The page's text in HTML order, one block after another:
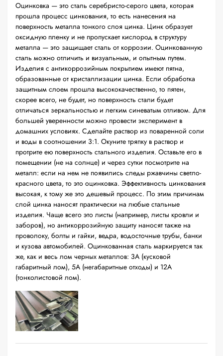
Оцинковка — это сталь серебристо-серого цвета, которая
прошла процесс цинкования, то есть нанесения на
поверхность металла тонкого слоя цинка. Цинк образует
оксидную пленку и не пропускает кислород в структуру
металла — это защищает сталь от коррозии. Оцинкованную
сталь можно отличить и визуальным, и опытным путем.
Изделия с антикоррозийным покрытием имеют пятна,
образованные от кристаллизации цинка. Если обработка
защитным слоем прошла высококачественно, то пятен,
скорее всего, не будет, но поверхность стали будет
отличаться зеркальностью и легким синеватым отливом. Для
большей уверенности можно провести эксперимент в
домашних условиях. Сделайте раствор из поваренной соли
и воды в соотношении 3:1. Окуните тряпку в раствор и
протрите ею поверхность стального изделия. Оставьте его в
помещении (не на солнце) и через сутки посмотрите на
металл: если на нем не появились следы ржавчины светло-
красного цвета, то это оцинковка. Эффективность цинкования
высокая, к тому же это дешевый процесс. По этим причинам
слой цинка наносят практически на любые стальные
изделия. Чаще всего это листы (например, листы кровли и
заборов), но антикоррозийную защиту наносят также на
проволоку, болты и гайки, ведра, водосточные трубы, банки
и кузова автомобилей. Оцинкованная сталь маркируется так
же, как и весь лом черных металлов: 3А (кусковой
габаритный лом), 5А (негабаритные отходы) и 12А
(тонколистовой лом).